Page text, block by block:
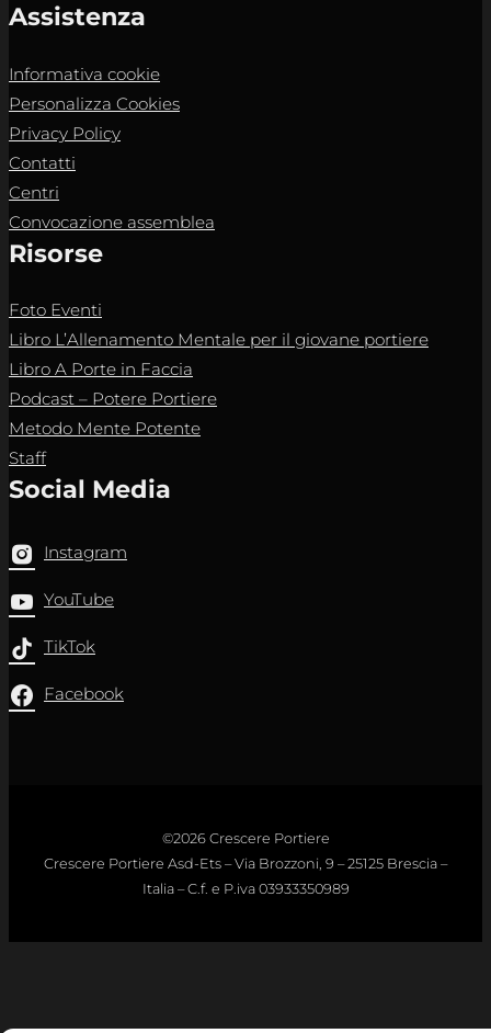
Assistenza
Informativa cookie
Personalizza Cookies
Privacy Policy
Contatti
Centri
Convocazione assemblea
Risorse
Foto Eventi
Libro L’Allenamento Mentale per il giovane portiere
Libro A Porte in Faccia
Podcast – Potere Portiere
Metodo Mente Potente
Staff
Social Media
Instagram
YouTube
TikTok
Facebook
©2026 Crescere Portiere
Crescere Portiere Asd-Ets – Via Brozzoni, 9 – 25125 Brescia –
Italia – C.f. e P.iva 03933350989